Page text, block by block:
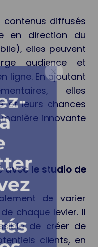
à
contenus diffusés
en direction du
elles peuvent
audience et
ligne. En ajoutant
elles
et leurs chances
innovante
avec le studio de
de varier
chaque levier. Il
de créer de
clients, en